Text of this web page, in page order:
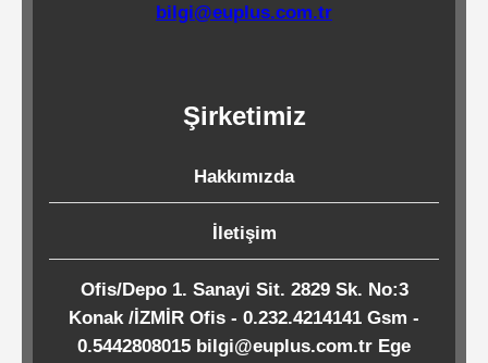
Endüstriyel
Temizlik
Köpük
Kaseler
bilgi@euplus.com.tr
Şirketimiz
Hakkımızda
İletişim
Ofis/Depo 1. Sanayi Sit. 2829 Sk. No:3
Konak /İZMİR Ofis - 0.232.4214141 Gsm -
0.5442808015 bilgi@euplus.com.tr Ege